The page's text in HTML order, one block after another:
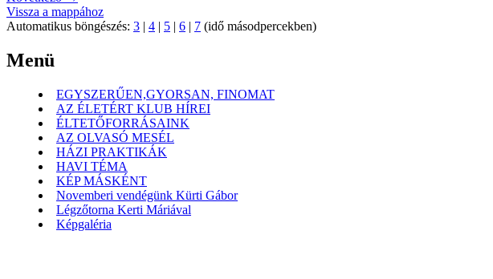
Vissza a mappához
Automatikus böngészés: 3 | 4 | 5 | 6 | 7 (idő másodpercekben)
Menü
EGYSZERŰEN,GYORSAN, FINOMAT
AZ ÉLETÉRT KLUB HÍREI
ÉLTETŐFORRÁSAINK
AZ OLVASÓ MESÉL
HÁZI PRAKTIKÁK
HAVI TÉMA
KÉP MÁSKÉNT
Novemberi vendégünk Kürti Gábor
Légzőtorna Kerti Máriával
Képgaléria